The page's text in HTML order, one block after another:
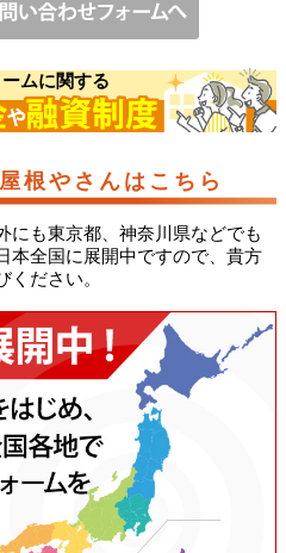
ムに関する
根やさんはこちら
にも東京都、神奈川県などでも
本全国に展開中ですので、貴方
ください。